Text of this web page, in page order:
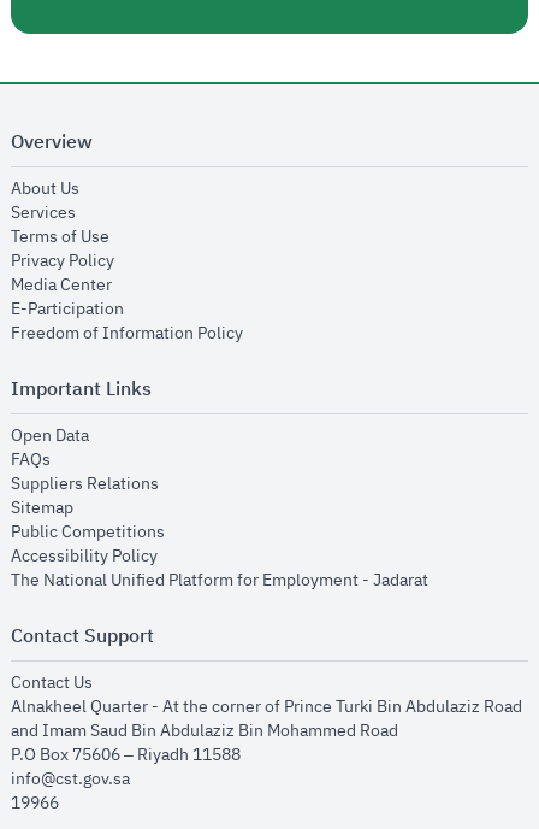
Overview
About Us
Services
Terms of Use
Privacy Policyopens in new window
Media Centeropens in new window
E-Participation
Freedom of Information Policyopens in new window
Important Links
Open Dataopens in new window
FAQs
Suppliers Relations
Sitemapopens in new window
Public Competitions
Accessibility Policyopens in new window
The National Unified Platform for Employment - Jadaratopens in new
Contact Support
Contact Us
Alnakheel Quarter - At the corner of Prince Turki Bin Abdulaziz Road
and Imam Saud Bin Abdulaziz Bin Mohammed Road​
P.O Box 75606 – Riyadh 11588
info@cst.gov.sa
19966